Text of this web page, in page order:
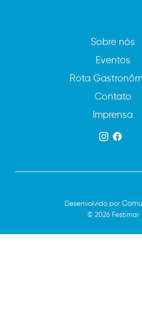
Sobre nós
Eventos
Rota
Contato
Imprensa
© 2026 Festimar
Desenvolvido por